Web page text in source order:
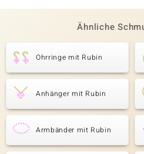
Ähnliche
Ohrringe mit Rubin
Anhänger mit Rubin
Armbänder mit Rubin